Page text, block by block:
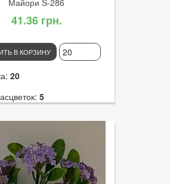
41.36 грн.
В КОРЗИНУ
20
5
3124
цветка:4